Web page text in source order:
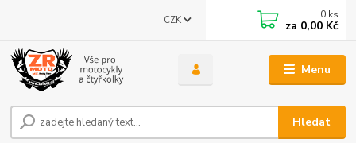
Menu
CZK
Hledat
0 ks
za 0,00 Kč